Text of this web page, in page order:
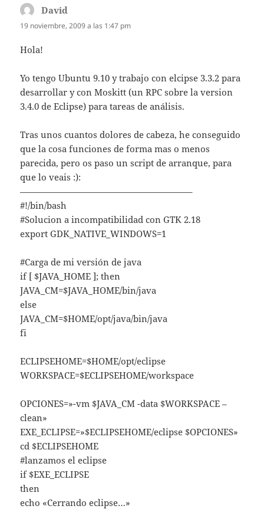
David
19 noviembre, 2009 a las 1:47 pm
Hola!
Yo tengo Ubuntu 9.10 y trabajo con elcipse 3.3.2 para
desarrollar y con Moskitt (un RPC sobre la version
3.4.0 de Eclipse) para tareas de análisis.
Tras unos cuantos dolores de cabeza, he conseguido
que la cosa funciones de forma mas o menos
parecida, pero os paso un script de arranque, para
que lo veais :):
———————————————————–
#!/bin/bash
#Solucion a incompatibilidad con GTK 2.18
export GDK_NATIVE_WINDOWS=1
#Carga de mi versión de java
if [ $JAVA_HOME ]; then
JAVA_CM=$JAVA_HOME/bin/java
else
JAVA_CM=$HOME/opt/java/bin/java
fi
ECLIPSEHOME=$HOME/opt/eclipse
WORKSPACE=$ECLIPSEHOME/workspace
OPCIONES=»-vm $JAVA_CM -data $WORKSPACE –
clean»
EXE_ECLIPSE=»$ECLIPSEHOME/eclipse $OPCIONES»
cd $ECLIPSEHOME
#lanzamos el eclipse
if $EXE_ECLIPSE
then
echo «Cerrando eclipse…»